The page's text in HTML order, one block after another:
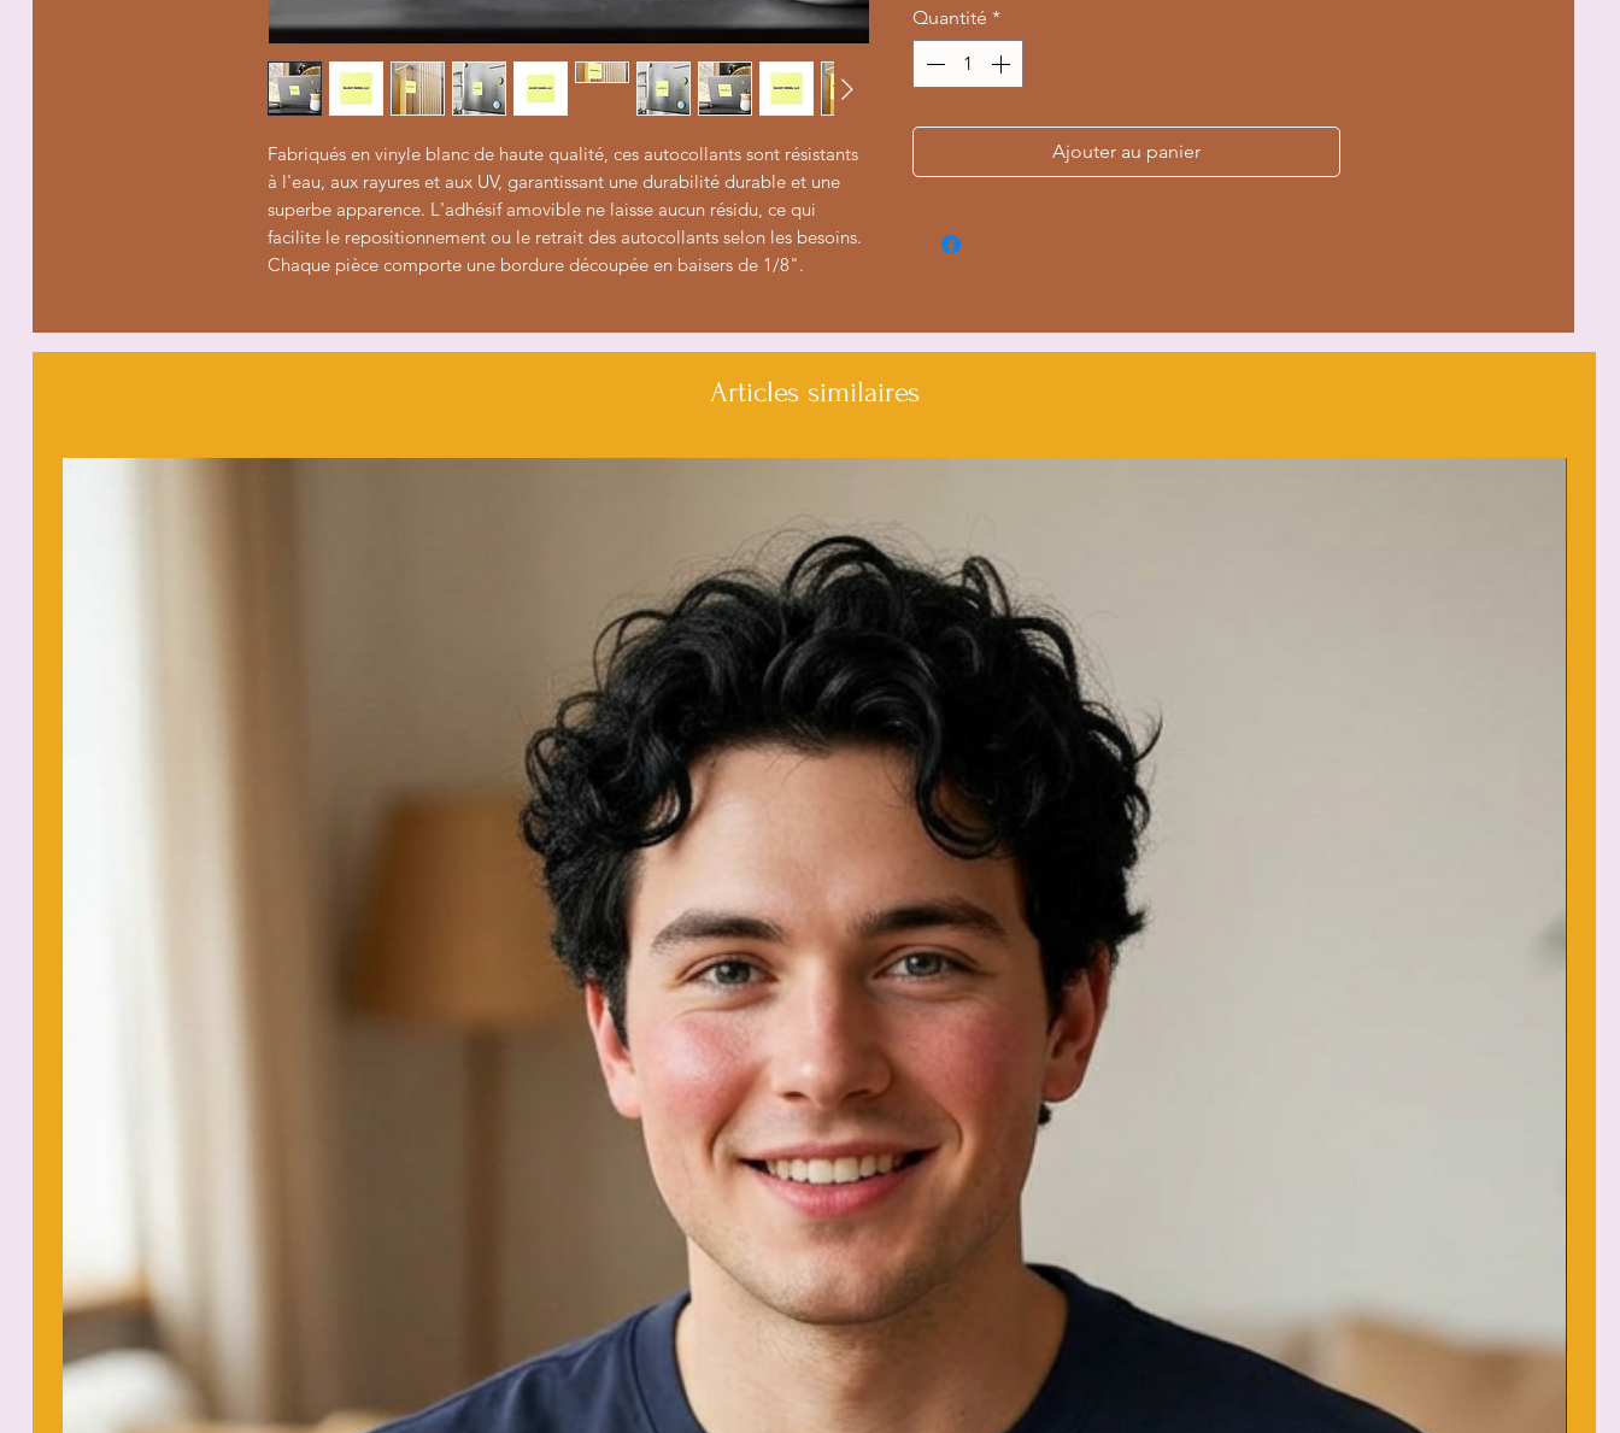
Fabriqués en vinyle blanc de haute qualité, ces autocollants sont résistants
à l'eau, aux rayures et aux UV, garantissant une durabilité durable et une
superbe apparence. L'adhésif amovible ne laisse aucun résidu, ce qui
facilite le repositionnement ou le retrait des autocollants selon les besoins.
Chaque pièce comporte une bordure découpée en baisers de 1/8".
Quantité *
Ajouter au panier
Articles similaires